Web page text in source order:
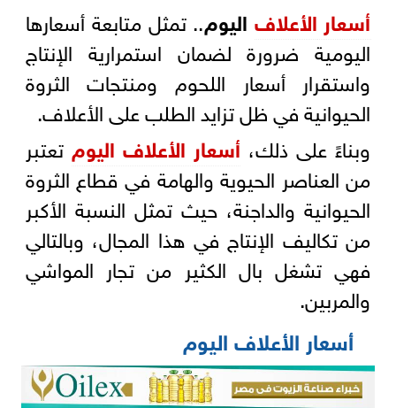
أسعار الأعلاف اليوم.. تمثل متابعة أسعارها
اليومية ضرورة لضمان استمرارية الإنتاج
واستقرار أسعار اللحوم ومنتجات الثروة
الحيوانية في ظل تزايد الطلب على الأعلاف.
وبناءً على ذلك، أسعار الأعلاف اليوم تعتبر
من العناصر الحيوية والهامة في قطاع الثروة
الحيوانية والداجنة، حيث تمثل النسبة الأكبر
من تكاليف الإنتاج في هذا المجال، وبالتالي
فهي تشغل بال الكثير من تجار المواشي
والمربين.
أسعار الأعلاف اليوم